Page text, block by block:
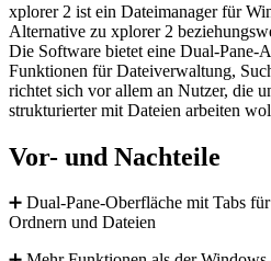
xplorer 2 ist ein Dateimanager für
Alternative zu xplorer 2
Die Software bietet eine Dual-Pane-
Funktionen für Dateiverwaltung,
richtet sich vor allem an Nutzer, die
strukturierter mit Dateien arbeiten
Vor- und Nachteile
➕ Dual-Pane-Oberfläche mit Tabs
Ordnern und Dateien